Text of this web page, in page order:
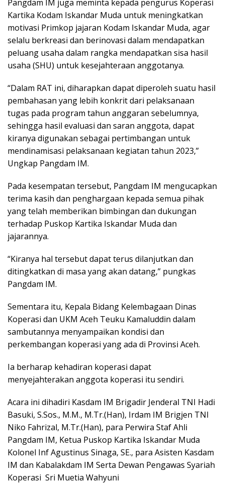
Pangdam IM juga meminta kepada pengurus Koperasi
Kartika Kodam Iskandar Muda untuk meningkatkan
motivasi Primkop jajaran Kodam Iskandar Muda, agar
selalu berkreasi dan berinovasi dalam mendapatkan
peluang usaha dalam rangka mendapatkan sisa hasil
usaha (SHU) untuk kesejahteraan anggotanya.
“Dalam RAT ini, diharapkan dapat diperoleh suatu hasil
pembahasan yang lebih konkrit dari pelaksanaan
tugas pada program tahun anggaran sebelumnya,
sehingga hasil evaluasi dan saran anggota, dapat
kiranya digunakan sebagai pertimbangan untuk
mendinamisasi pelaksanaan kegiatan tahun 2023,”
Ungkap Pangdam IM.
Pada kesempatan tersebut, Pangdam IM mengucapkan
terima kasih dan penghargaan kepada semua pihak
yang telah memberikan bimbingan dan dukungan
terhadap Puskop Kartika Iskandar Muda dan
jajarannya.
“Kiranya hal tersebut dapat terus dilanjutkan dan
ditingkatkan di masa yang akan datang,” pungkas
Pangdam IM.
Sementara itu, Kepala Bidang Kelembagaan Dinas
Koperasi dan UKM Aceh Teuku Kamaluddin dalam
sambutannya menyampaikan kondisi dan
perkembangan koperasi yang ada di Provinsi Aceh.
Ia berharap kehadiran koperasi dapat
menyejahterakan anggota koperasi itu sendiri.
Acara ini dihadiri Kasdam IM Brigadir Jenderal TNI Hadi
Basuki, S.Sos., M.M., M.Tr.(Han), Irdam IM Brigjen TNI
Niko Fahrizal, M.Tr.(Han), para Perwira Staf Ahli
Pangdam IM, Ketua Puskop Kartika Iskandar Muda
Kolonel Inf Agustinus Sinaga, SE., para Asisten Kasdam
IM dan Kabalakdam IM Serta Dewan Pengawas Syariah
Koperasi Sri Muetia Wahyuni